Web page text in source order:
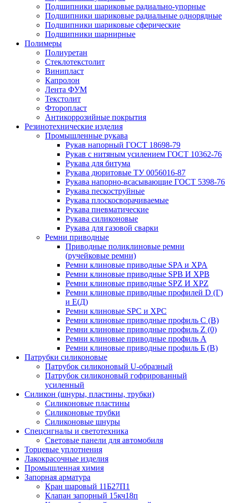
Подшипники шариковые радиально-упорные
Подшипники шариковые радиальные однорядные
Подшипники шариковые сферические
Подшипники шарнирные
Полимеры
Полиуретан
Стеклотекстолит
Винипласт
Капролон
Лента ФУМ
Текстолит
Фторопласт
Антикоррозийные покрытия
Резинотехнические изделия
Промышленные рукава
Рукав напорный ГОСТ 18698-79
Рукав с нитяным усилением ГОСТ 10362-76
Рукава для битума
Рукава дюритовые ТУ 0056016-87
Рукава напорно-всасывающие ГОСТ 5398-76
Рукава пескоструйные
Рукава плоскосворачиваемые
Рукава пневматические
Рукава силиконовые
Рукава для газовой сварки
Ремни приводные
Приводные поликлиновые ремни
(ручейковые ремни)
Ремни клиновые приводные SPA и XPA
Ремни клиновые приводные SPB И XPB
Ремни клиновые приводные SPZ И XPZ
Ремни клиновые приводные профилей D (Г)
и Е(Д)
Ремни клиновые SPC и XPC
Ремни клиновые приводные профиль C (В)
Ремни клиновые приводные профиль Z (0)
Ремни клиновые приводные профиль А
Ремни клиновые приводные профиль Б (B)
Патрубки силиконовые
Патрубок силиконовый U-образный
Патрубок силиконовый гофрированный
усиленный
Силикон (шнуры, пластины, трубки)
Силиконовые пластины
Силиконовые трубки
Силиконовые шнуры
Спецсигналы и светотехника
Световые панели для автомобиля
Торцевые уплотнения
Лакокрасочные изделия
Промышленная химия
Запорная арматура
Кран шаровый 11Б27П1
Клапан запорный 15кч18п